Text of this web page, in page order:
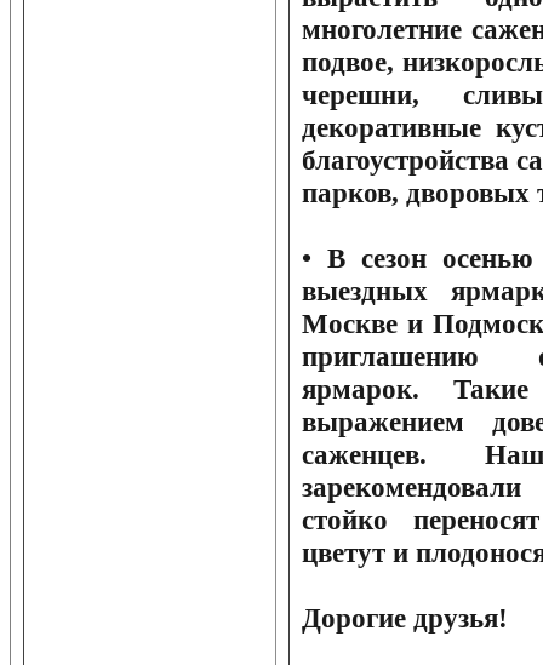
многолетние
подвое,
черешни,
декоративные
благоустройства
парков,
• В сезон
выездных
Москве и
приглашению
ярмарок.
выражением
саженцев.
стойко
цветут и
Дорогие друзья!